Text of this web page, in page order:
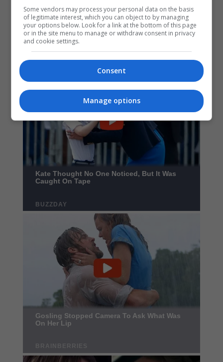
Some vendors may process your personal data on the basis
of legitimate interest, which you can object to by managing
your options below. Look for a link at the bottom of this page
or in the site menu to manage or withdraw consent in privacy
and cookie settings.
Consent
Manage options